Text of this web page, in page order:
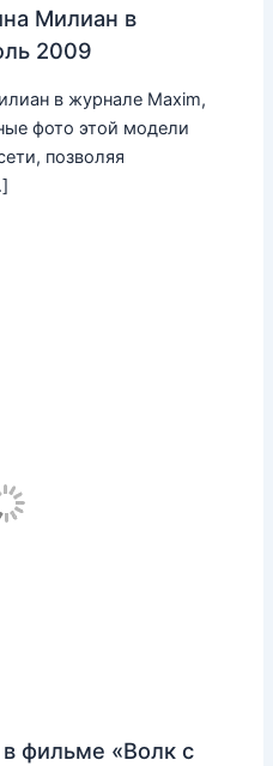
Милиан в
2009
в журнале Maxim,
фото этой модели
позволяя
фильме «Волк с